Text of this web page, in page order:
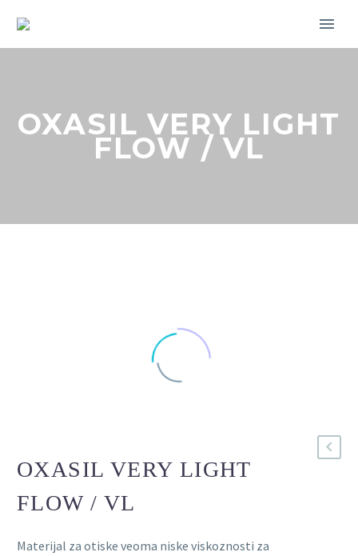
OXASIL VERY LIGHT
FLOW / VL
OXASIL VERY LIGHT
FLOW / VL
Materijal za otiske veoma niske viskoznosti za